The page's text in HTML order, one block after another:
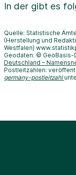
In der gibt es
Quelle: Statistische
(Herstellung und
Westfalen)
Geodaten: © GeoBasis-
Deutschland –
Postleitzahlen:
germany-postleitzahl